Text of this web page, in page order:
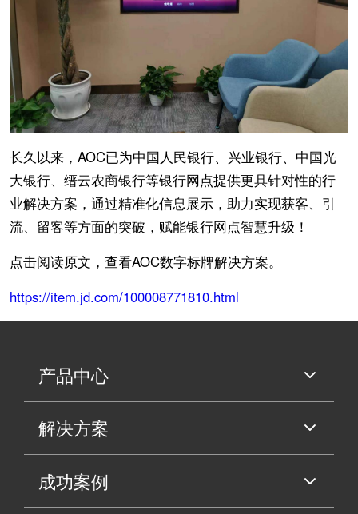
长久以来，AOC已为中国人民银行、兴业银行、中国光
大银行、缙云农商银行等银行网点提供更具针对性的行
业解决方案，通过精准化信息展示，助力实现获客、引
流、留客等方面的突破，赋能银行网点智慧升级！
点击阅读原文，查看AOC数字标牌解决方案。
https://item.jd.com/100008771810.html
产品中心
解决方案
成功案例